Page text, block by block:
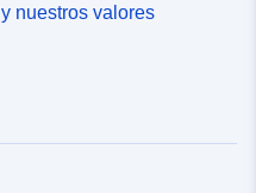
nuestros valores